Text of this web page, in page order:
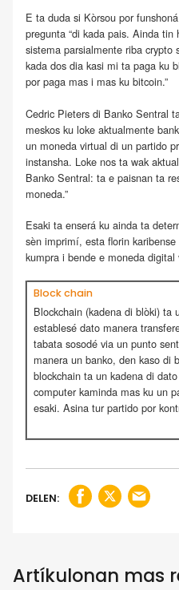
E ta duda si Kòrsou por
pregunta “di kada pais. Ainda tin
sistema parsialmente riba
kada dos dia kasi mi ta paga ku
por paga mas i mas ku bitcoin.”
Cedric Pieters di Banko Sentral
meskos ku loke aktualmente
un moneda virtual di un partido
instansha. Loke nos ta wak
Banko Sentral: ta e paisnan ta
moneda.”
Esaki ta enserá ku ainda ta
sèn imprimí, esta florin karibense
kumpra i bende e moneda digital
Block chain
Blockchain (kadena di blòki) ta
establesé dato manera
tabata sosodé via un punto
manera un banko, den kaso di
blockchain ta un kadena di
computer kaminda mas ku un
esaki. Asina tur partido por
DELEN:
Artíkulonan mas